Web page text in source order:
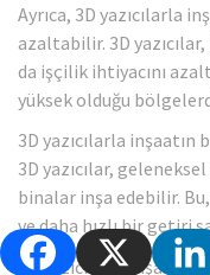
Ayrıca, 3D yazıcılarla
azaltabilir. 3D
da işçilik ihtiyacını
yüksek olduğu
3D yazıcılarla
3D yazıcılar,
binalar inşa edebilir.
ve daha hızlı bir getiri
3D yazıcılarla